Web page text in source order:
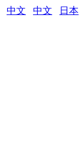
中文 中文
日本